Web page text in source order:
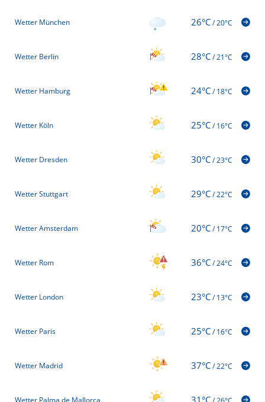
Wetter München 26°C/20°C
Wetter Berlin 28°C/21°C
Wetter Hamburg 24°C/18°C
Wetter Köln 25°C/16°C
Wetter Dresden 30°C/23°C
Wetter Stuttgart 29°C/22°C
Wetter Amsterdam 20°C/17°C
Wetter Rom 36°C/24°C
Wetter London 23°C/13°C
Wetter Paris 25°C/16°C
Wetter Madrid 37°C/22°C